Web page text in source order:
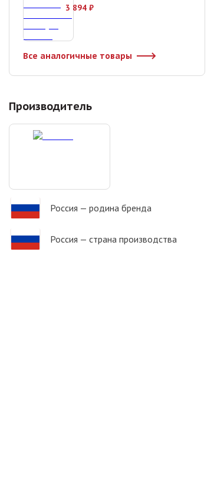
Производитель
Россия — родина бренда
Россия — страна производства
3 894 ₽
Все аналогичные товары